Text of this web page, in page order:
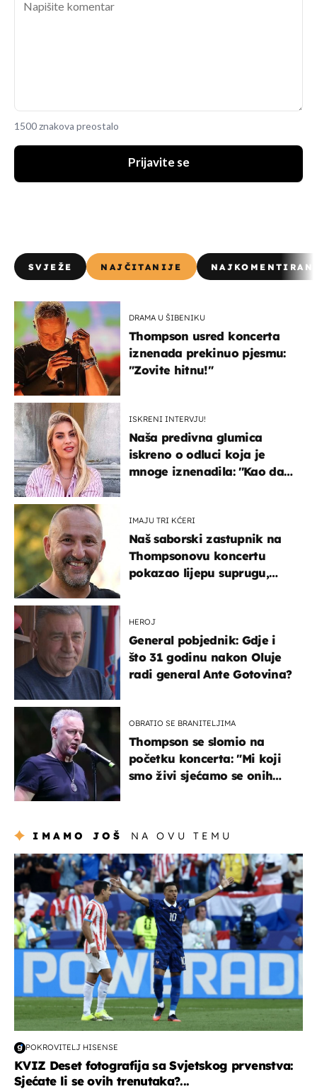
1500 znakova preostalo
Prijavite se
SVJEŽE NAJČITANIJE
DRAMA U ŠIBENIKU
Thompson usred koncerta
iznenada prekinuo pjesmu:
"Zovite hitnu!"
ISKRENI INTERVJU!
Naša predivna glumica
iskreno o odluci koja je
mnoge iznenadila: ''Kao da
IMAJU TRI KĆERI
Naš saborski zastupnik na
Thompsonovu koncertu
pokazao lijepu suprugu,
HEROJ
General pobjednik: Gdje i
što 31 godinu nakon Oluje
radi general Ante Gotovina?
OBRATIO SE BRANITELJIMA
Thompson se slomio na
početku koncerta: "Mi koji
smo živi sjećamo se onih
IMAMO JOŠ NA OVU TEMU
svjetsko prvenstvo 2026
POKROVITELJ HISENSE
KVIZ Deset fotografija sa Svjetskog prvenstva:
Sjećate li se ovih trenutaka?...